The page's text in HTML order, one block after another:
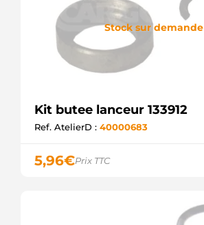
Stock sur demande
Kit butee lanceur 133912
Ref. AtelierD : 40000683
5,96€Prix TTC